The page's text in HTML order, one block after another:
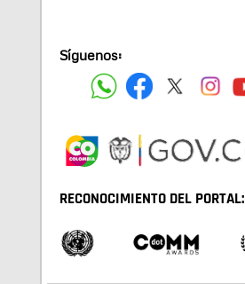
Síguenos:
RECONOCIMIENTO DEL PORTAL: